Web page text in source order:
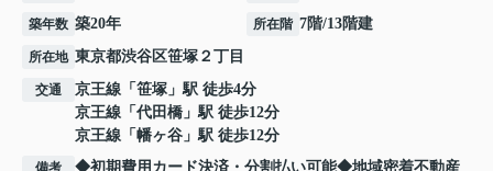
築年数 築20年 所在階 7階/13階建
所在地 東京都渋谷区笹塚 ２丁目
交通 京王線 「 笹塚 」駅 徒歩4分
京王線 「 代田橋 」駅 徒歩12分
京王線 「 幡ヶ谷 」駅 徒歩12分
◆初期費用カード決済・分割払い可能◆地域密着不動産